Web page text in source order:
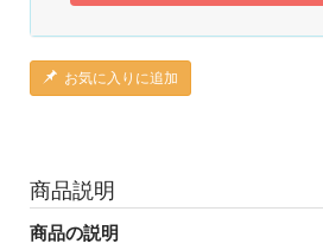
お気に入りに追加
商品説明
商品の説明